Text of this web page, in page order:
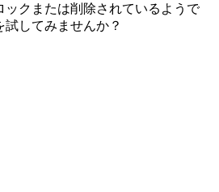
ックまたは削除されているようで
してみませんか？